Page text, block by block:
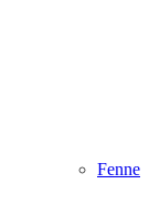
Fenne